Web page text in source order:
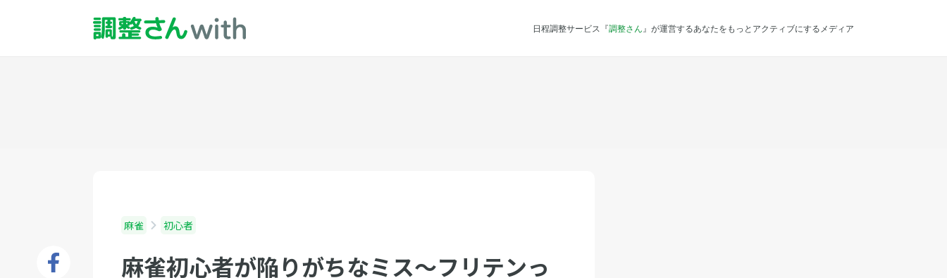
日程調整サービス『調整さん 』が運営するあなたをもっとアクティブにするメディア
麻雀 初心者
麻雀初心者が陥りがちなミス〜フリテンっ